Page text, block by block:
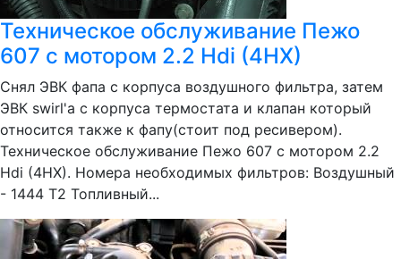
Техническое обслуживание Пежо
607 с мотором 2.2 Hdi (4HX)
Снял ЭВК фапа с корпуса воздушного фильтра, затем
ЭВК swirl'а с корпуса термостата и клапан который
относится также к фапу(стоит под ресивером).
Техническое обслуживание Пежо 607 с мотором 2.2
Hdi (4HX). Номера необходимых фильтров: Воздушный
- 1444 T2 Топливный...